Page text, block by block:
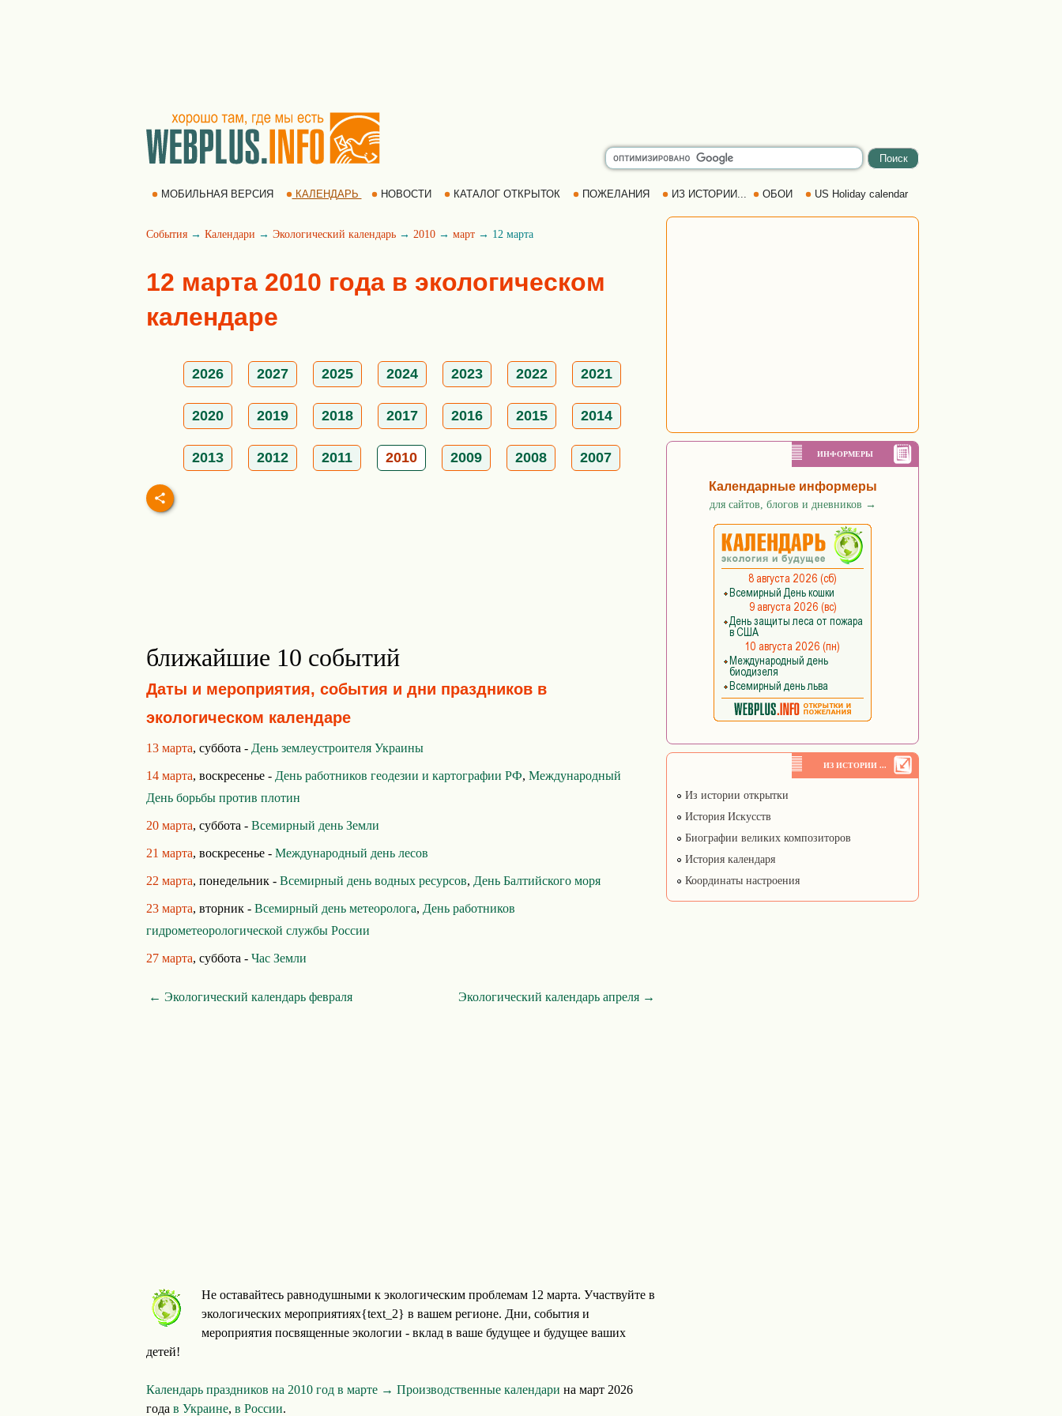
МОБИЛЬНАЯ ВЕРСИЯ КАЛЕНДАРЬ НОВОСТИ КАТАЛОГ ОТКРЫТОК ПОЖЕЛАНИЯ ИЗ ИСТОРИИ... ОБОИ US Holiday calendar
События → Календари → Экологический календарь → 2010 → март → 12 марта
12 марта 2010 года в экологическом
календаре
2026 2027 2025 2024 2023 2022 2021
2020 2019 2018 2017 2016 2015 2014
2013 2012 2011 2010 2009 2008 2007
ближайшие 10 событий
Даты и мероприятия, события и дни праздников в
экологическом календаре
13 марта, суббота - День землеустроителя Украины
14 марта, воскресенье - День работников геодезии и картографии РФ, Международный
День борьбы против плотин
20 марта, суббота - Всемирный день Земли
21 марта, воскресенье - Международный день лесов
22 марта, понедельник - Всемирный день водных ресурсов, День Балтийского моря
23 марта, вторник - Всемирный день метеоролога, День работников
гидрометеорологической службы России
27 марта, суббота - Час Земли
← Экологический календарь февраля Экологический календарь апреля →
Не оставайтесь равнодушными к экологическим проблемам 12 марта. Участвуйте в
экологических мероприятиях{text_2} в вашем регионе. Дни, события и
мероприятия посвященные экологии - вклад в ваше будущее и будущее ваших
детей!
Календарь праздников на 2010 год в марте → Производственные календари на март 2026
года в Украине, в России.
ИНФОРМЕРЫ
Календарные информеры
для сайтов, блогов и дневников →
ИЗ ИСТОРИИ ...
Из истории открытки
История Искусств
Биографии великих композиторов
История календаря
Координаты настроения